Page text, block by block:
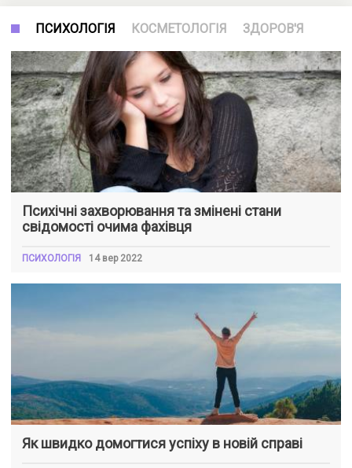
ПСИХОЛОГІЯ КОСМЕТОЛОГІЯ ЗДОРОВ'Я
Психічні захворювання та змінені стани
свідомості очима фахівця
ПСИХОЛОГІЯ 14 вер 2022
Як швидко домогтися успіху в новій справі